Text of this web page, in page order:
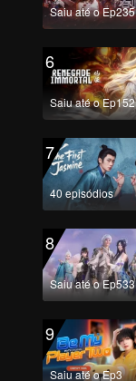
Saiu até o Ep235
6
Saiu até o Ep152
7
40 episódios
8
Saiu até o Ep533
9
Saiu até o Ep3